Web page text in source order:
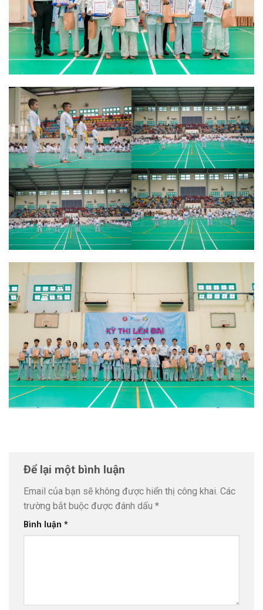
Để lại một bình luận
Email của bạn sẽ không được hiển thị công khai. Các
trường bắt buộc được đánh dấu *
Bình luận *